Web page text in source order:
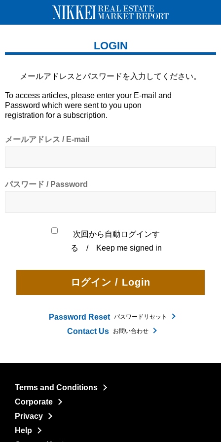
LOGIN
メールアドレスとパスワードを 入力してください。
To access articles, please enter your E-mail and
Password which were sent to you upon
registration for a subscription.
メールアドレス / E-mail
パスワード / Password
次回から自動ログインす
る / Keep me signed in
Password Reset パスワードリセット
Contact Us お問い合わせ
Terms and Conditions
Corporate
Privacy
Help